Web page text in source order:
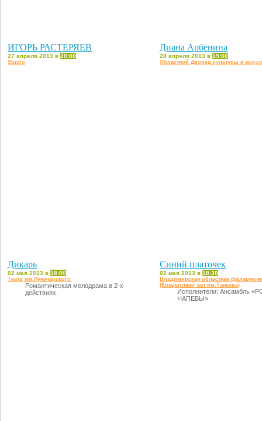
ИГОРЬ РАСТЕРЯЕВ
27 апреля 2013 в 20:00
Studio
Диана Арбенина
28 апреля 2013 в 19:00
Областной Дворец культуры и
Дикарь
02 мая 2013 в 18:00
Театр им.Луначарского
Романтическая мелодрама в 2-х
действиях.
Синий платочек
02 мая 2013 в 18:30
Владимирская областная
(Концертный зал им.Танеева)
Исполнители: Ансамбль
НАПЕВЫ»